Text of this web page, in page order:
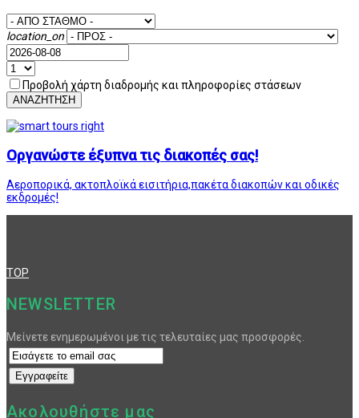
location_on
Προβολή χάρτη διαδρομής και πληροφορίες στάσεων
ΑΝΑΖΗΤΗΣΗ
Οργανώστε έξυπνα τις διακοπές σας!
Αεροπορικά, ακτοπλοϊκά εισιτήρια,πακέτα διακοπών και οδικές
εκδρομές!
TOP
NEWSLETTER
Μείνετε ενημερωμένοι με τις τελευταίες μας προσφορές.
Ακολουθήστε μας